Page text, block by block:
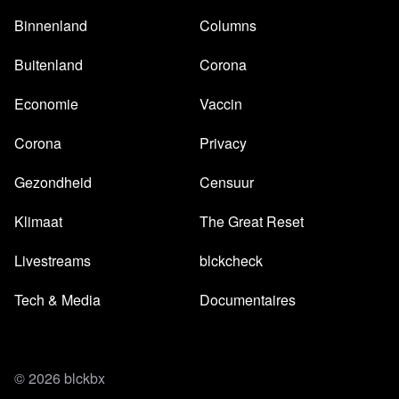
Binnenland
Buitenland
Economie
Corona
Gezondheid
Klimaat
Livestreams
Tech & Media
Columns
Corona
Vaccin
Privacy
Censuur
The Great Reset
blckcheck
Documentaires
© 2026 blckbx